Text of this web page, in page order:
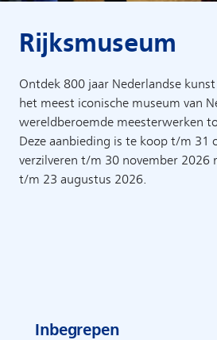
Rijksmuseum
Ontdek 800 jaar Nederlandse
het meest iconische museum van
wereldberoemde meesterwerken
Deze aanbieding is te koop t/m 31
verzilveren t/m 30 november 2026
t/m 23 augustus 2026.
Inbegrepen